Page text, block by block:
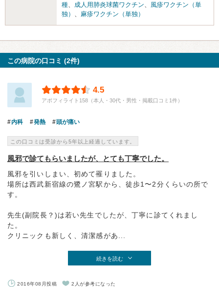
種
成人用肺炎球菌ワクチン
風疹ワクチン（単
独）
麻疹ワクチン（単独）
この病院の口コミ (2件)
4.5
アポフィライト158（本人・30代・男性・掲載口コミ1件）
内科 発熱 頭が痛い
この口コミは受診から5年以上経過しています。
風邪で診てもらいましたが、とても丁寧でした。
風邪を引いしまい、初めて罹りました。
場所は西武新宿線の鷺ノ宮駅から、徒歩1〜2分くらいの所で
す。
先生(副院長？)は若い先生でしたが、丁寧に診てくれまし
た。
クリニックも新しく、清潔感があ...
続きを読む
2016年08月投稿 2人が参考になった